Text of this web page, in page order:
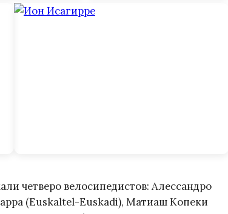
четверо велосипедистов: Алессандро
(Euskaltel-Euskadi), Матиаш Копеки